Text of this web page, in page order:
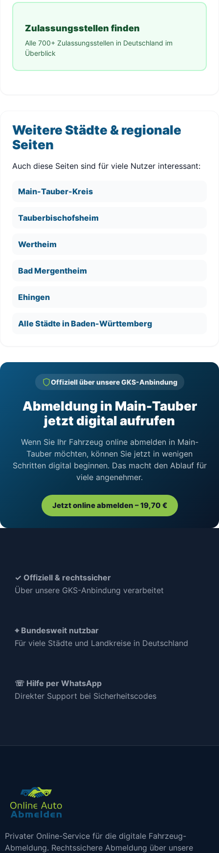
Zulassungsstellen finden
Alle 700+ Zulassungsstellen in Deutschland im
Überblick
Weitere Städte & regionale
Seiten
Auch diese Seiten sind für viele Nutzer interessant:
Main-Tauber-Kreis
Tauberbischofsheim
Wertheim
Bad Mergentheim
Ehingen
Alle Städte in Baden-Württemberg
Offiziell über unsere GKS-Anbindung
Abmeldung in Main-Tauber
jetzt digital aufrufen
Wenn Sie Ihr Fahrzeug online abmelden in Main-
Tauber möchten, können Sie jetzt in wenigen
Schritten digital beginnen. Das macht den Ablauf für
viele angenehmer.
Jetzt online abmelden – 19,70 €
✓ Offiziell & rechtssicher
Über unsere GKS-Anbindung verarbeitet
⌖ Bundesweit nutzbar
Für viele Städte und Landkreise in Deutschland
☏ Hilfe per WhatsApp
Direkter Support bei Sicherheitscodes
Privater Online-Service für die digitale Fahrzeug-
Abmeldung. Rechtssichere Abmeldung über unsere